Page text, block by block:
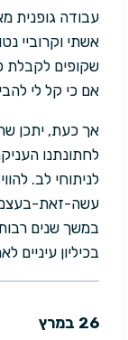
עבודה גופנית
אשתי וקרוביי
שקופים לקבלת
אם כי קל לי
אך כעת, יתכן
לחתונתנו
לניתוחי לב.
עשה-זאת-בעצמך
במשך שנים
בכיליון עיניים
26 במרץ